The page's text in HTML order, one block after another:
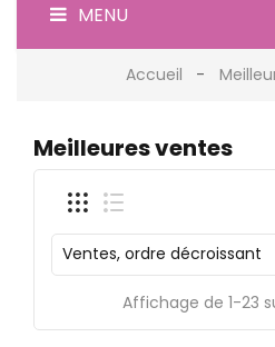
MENU
Accueil
Meilleures ventes
Ventes, ordre décroissant
Affichage de 1-23